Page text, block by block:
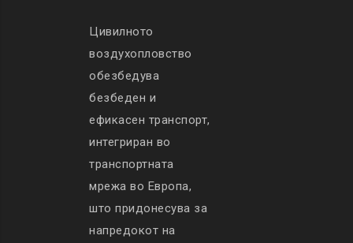
Цивилното
воздухопловство
обезбедува
безбеден и
ефикасен транспорт,
интегриран во
транспортната
мрежа во Европа,
што придонесува за
напредокот на